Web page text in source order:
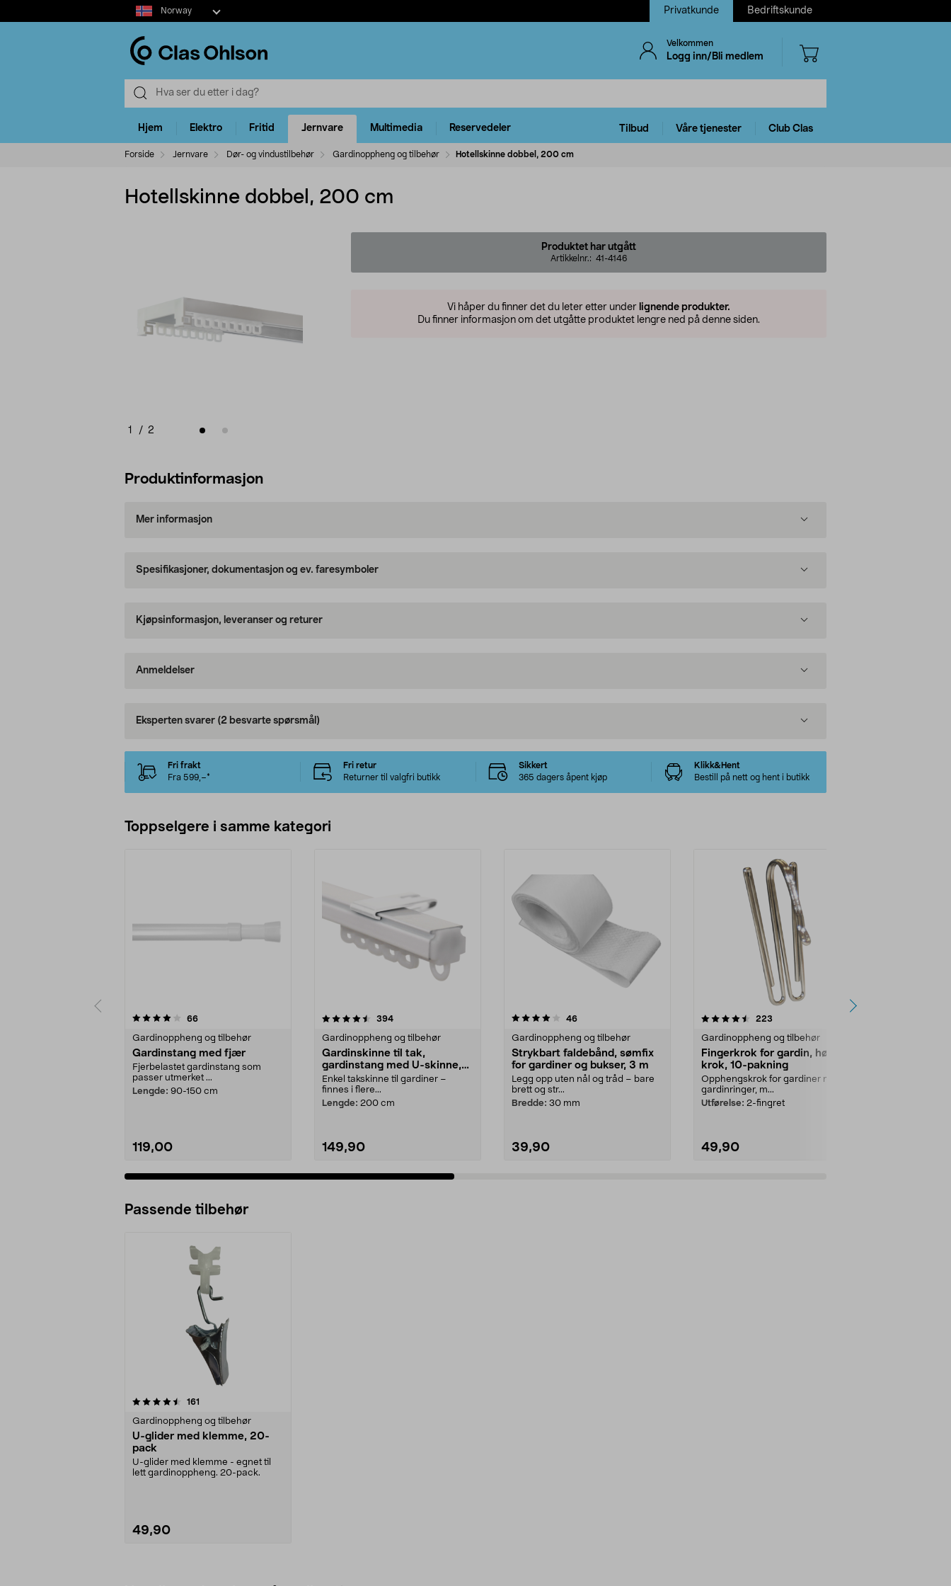
Select
market
Norway Privatkunde Bedriftskunde
Velkommen
Logg inn/Bli medlem
Hjem Elektro Fritid Jernvare Multimedia Reservedeler Tilbud Våre tjenester Club Clas
Forside Jernvare Dør- og vindustilbehør Gardinoppheng og tilbehør Hotellskinne dobbel, 200 cm
Hotellskinne dobbel, 200 cm
1 / 2
Produktet har utgått
Artikkelnr.: 41-4146
Vi håper du finner det du leter etter under lignende produkter.
Du finner informasjon om det utgåtte produktet lengre ned på denne siden.
Produktinformasjon
Mer informasjon
Spesifikasjoner, dokumentasjon og ev. faresymboler
Kjøpsinformasjon, leveranser og returer
Anmeldelser
Eksperten svarer (2 besvarte spørsmål)
Fri frakt
Fra 599,–*
Fri retur
Returner til valgfri butikk
Sikkert
365 dagers åpent kjøp
Klikk&Hent
Bestill på nett og hent i butikk
Toppselgere i samme kategori
66anmeldelser
Gardinoppheng og tilbehør
Gardinstang med fjær
Fjerbelastet gardinstang som
passer utmerket ...
Lengde: 90-150 cm
119,00
4.5 av 5 stjerner 394anmeldelser
Gardinoppheng og tilbehør
Gardinskinne til tak,
gardinstang med U-skinne,
hvit
Enkel takskinne til gardiner –
finnes i flere...
Lengde: 200 cm
149,90
4.0 av 5 stjerner 46anmeldelser
Gardinoppheng og tilbehør
Strykbart faldebånd, sømfix
for gardiner og bukser, 3 m
Legg opp uten nål og tråd – bare
brett og str...
Bredde: 30 mm
39,90
4.5 av 5 stjerner 223
Gardinoppheng og tilbehør
Fingerkrok for gardin, høy
krok, 10-pakning
Opphengskrok for gardiner med
gardinringer, m...
Utførelse: 2-fingret
49,90
4.5 av 5 stjerner
Passende tilbehør
161
Gardinoppheng og tilbehør
U-glider med klemme, 20-
pack
U-glider med klemme - egnet til
lett gardinoppheng. 20-pack.
49,90